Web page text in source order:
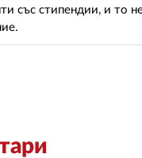
със стипендии, и то